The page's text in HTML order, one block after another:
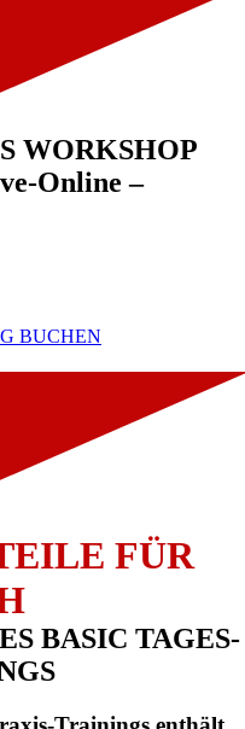
WORKSHOP
Online –
BUCHEN
FÜR
BASIC TAGES-